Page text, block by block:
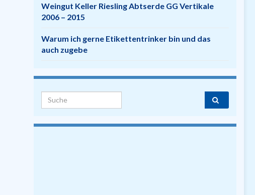
Weingut Keller Riesling Abtserde GG Vertikale
2006 – 2015
Warum ich gerne Etikettentrinker bin und das
auch zugebe
Search for: